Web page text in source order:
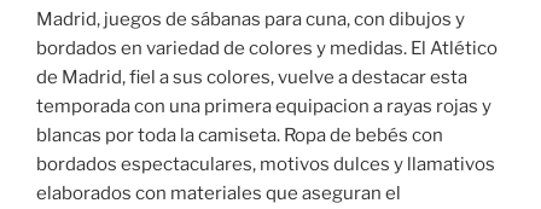
Madrid, juegos de sábanas para cuna, con dibujos y
bordados en variedad de colores y medidas. El Atlético
de Madrid, fiel a sus colores, vuelve a destacar esta
temporada con una primera equipacion a rayas rojas y
blancas por toda la camiseta. Ropa de bebés con
bordados espectaculares, motivos dulces y llamativos
elaborados con materiales que aseguran el